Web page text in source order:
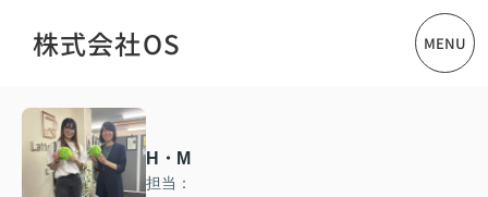
株式会社OS MENU
H・M
担当：